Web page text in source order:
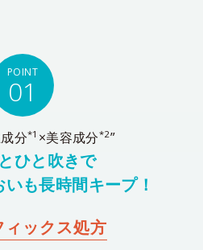
POINT
01
分*1 ×美容成分*2”
ひと吹きで
も長時間キープ！
ィックス処方